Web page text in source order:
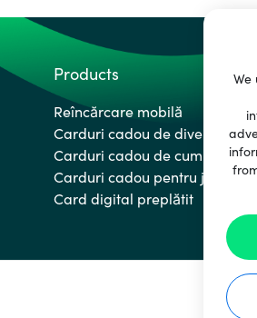
We
Products
Reîncărcare mobilă
Carduri cadou de divertisment
Carduri cadou de cumpărături
Carduri cadou pentru jocuri
Card digital preplătit